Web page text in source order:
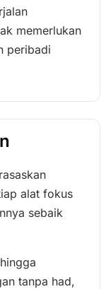
memerlukan
peribadi
alat fokus
sebaik
tanpa had,